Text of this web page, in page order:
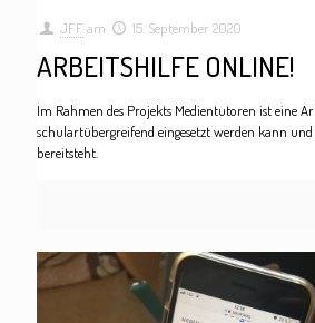
JFF am 15. September 2020
ARBEITSHILFE ONLINE!
Im Rahmen des Projekts Medientutoren ist eine
schulartübergreifend eingesetzt werden kann
bereitsteht.